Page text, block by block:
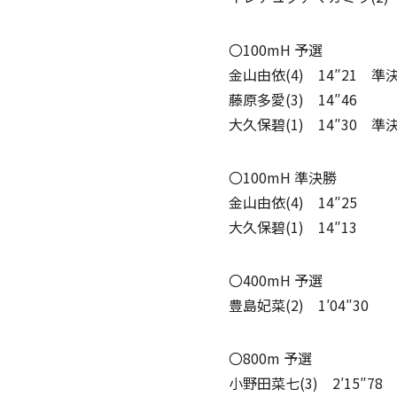
〇100mH 予選
金山由依(4) 14″21 準
藤原多愛(3) 14″46
大久保碧(1) 14″30 準
〇100mH 準決勝
金山由依(4) 14″25
大久保碧(1) 14″13
〇400mH 予選
豊島妃菜(2) 1′04″30
〇800m 予選
小野田菜七(3) 2′15″78